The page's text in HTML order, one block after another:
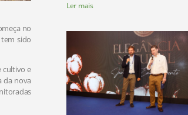
no
sido
cultivo e
da nova
Ler mais